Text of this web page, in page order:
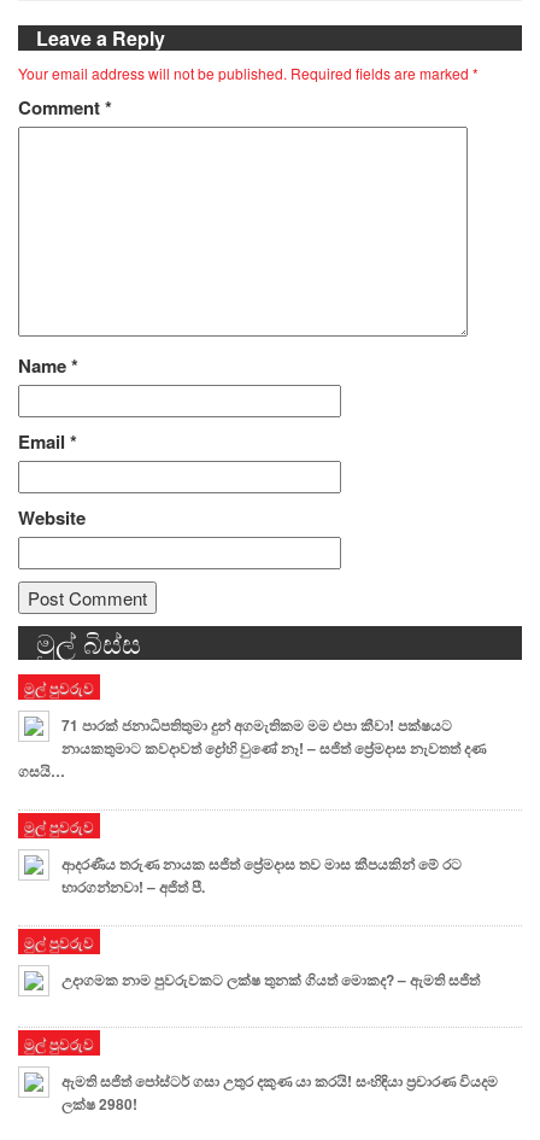
Leave a Reply
Your email address will not be published. Required fields are marked *
Comment*
Name*
Email *
Website
Alternative:
මුල් බිස්ස
මුල් පුවරුව
71 පාරක් ජනාධිපතිතුමා දුන් අගමැතිකම මම එපා කීවා! පක්ෂයට
නායකතුමාට කවදාවත් ද්‍රෝහි වුණේ නෑ! – සජිත් ප්‍රේමදාස නැවතත් දණ
ගසයි…
මුල් පුවරුව
ආදරණීය තරුණ නායක සජිත් ප්‍රේමදාස තව මාස කීපයකින් මේ රට
භාරගන්නවා! – අජිත් පී.
මුල් පුවරුව
උදාගමක නාම පුවරුවකට ලක්ෂ තුනක් ගියත් මොකද? – ඇමති සජිත්
මුල් පුවරුව
ඇමති සජිත් පෝස්ටර් ගසා උතුර දකුණ යා කරයි! සංහිඳියා ප්‍රචාරණ වියදම
ලක්ෂ 2980!